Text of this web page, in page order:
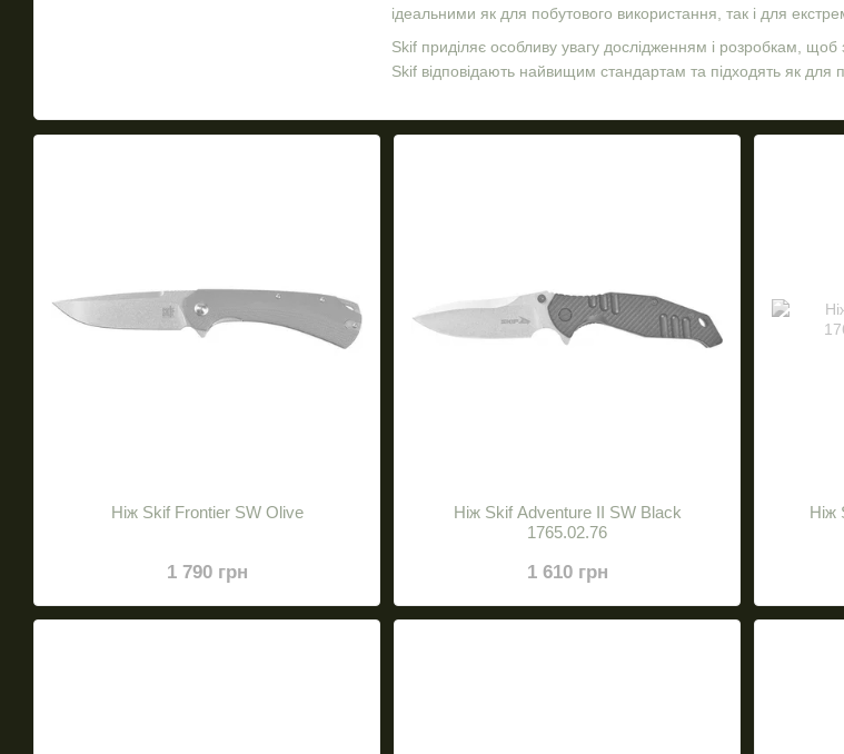
ідеальними як для побутового використання, так і для
Skif приділяє особливу увагу дослідженням і розробкам,
Skif відповідають найвищим стандартам та підходять як для
Ніж Skif Frontier SW Olive
1 790 грн
Ніж Skif Adventure II SW Black
1765.02.76
1 610 грн
Ніж